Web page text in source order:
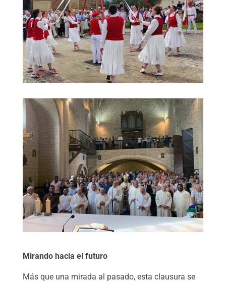
Mirando hacia el futuro
Más que una mirada al pasado, esta clausura se